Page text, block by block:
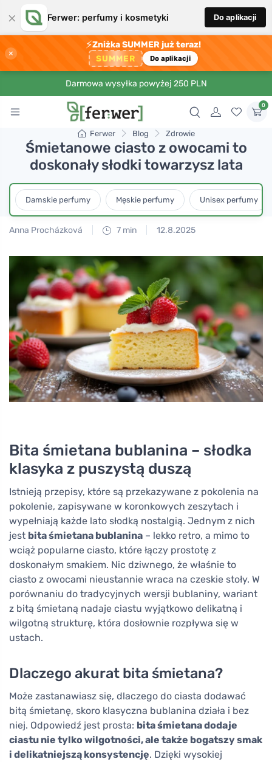
× Ferwer: perfumy i kosmetyki Do aplikacji
×
⚡Zniżka SUMMER już teraz!
SUMMER Do aplikacji
Darmowa wysyłka powyżej 250 PLN
0
Ferwer Blog Zdrowie
Śmietanowe ciasto z owocami to
doskonały słodki towarzysz lata
Damskie perfumy Męskie perfumy Unisex perfumy
Anna Procházková 7 min 12.8.2025
Bita śmietana bublanina – słodka
klasyka z puszystą duszą
Istnieją przepisy, które są przekazywane z pokolenia na
pokolenie, zapisywane w koronkowych zeszytach i
wypełniają każde lato słodką nostalgią. Jednym z nich
jest bita śmietana bublanina – lekko retro, a mimo to
wciąż popularne ciasto, które łączy prostotę z
doskonałym smakiem. Nic dziwnego, że właśnie to
ciasto z owocami nieustannie wraca na czeskie stoły. W
porównaniu do tradycyjnych wersji bublaniny, wariant
z bitą śmietaną nadaje ciastu wyjątkowo delikatną i
wilgotną strukturę, która dosłownie rozpływa się w
ustach.
Dlaczego akurat bita śmietana?
Może zastanawiasz się, dlaczego do ciasta dodawać
bitą śmietanę, skoro klasyczna bublanina działa i bez
niej. Odpowiedź jest prosta: bita śmietana dodaje
ciastu nie tylko wilgotności, ale także bogatszy smak
i delikatniejszą konsystencję. Dzięki wysokiej